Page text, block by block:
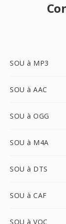
SOU à MP3
SOU à AAC
SOU à OGG
SOU à M4A
SOU à DTS
SOU à CAF
SOU à VOC